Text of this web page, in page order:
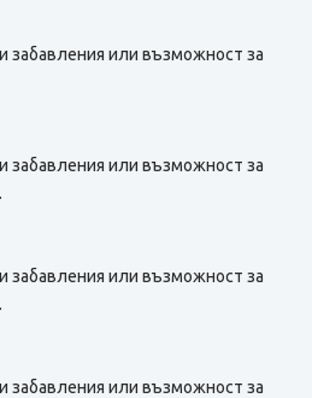
забавления или възможност за
забавления или възможност за
забавления или възможност за
забавления или възможност за